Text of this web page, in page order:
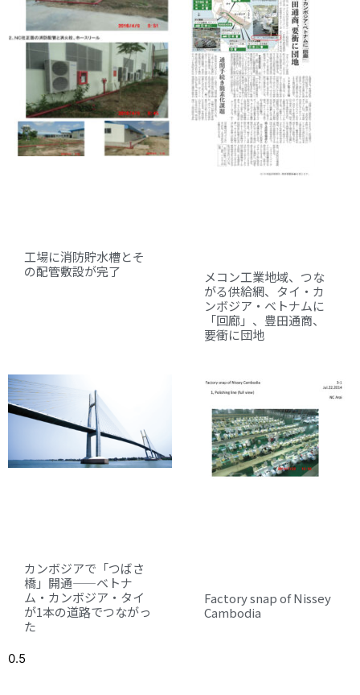
工場に消防貯水槽とそ
の配管敷設が完了
メコン工業地域、つな
がる供給網、タイ・カ
ンボジア・ベトナムに
「回廊」、豊田通商、
要衝に団地
カンボジアで「つばさ
橋」開通——ベトナ
ム・カンボジア・タイ
が1本の道路でつながっ
た
Factory snap of Nissey
Cambodia